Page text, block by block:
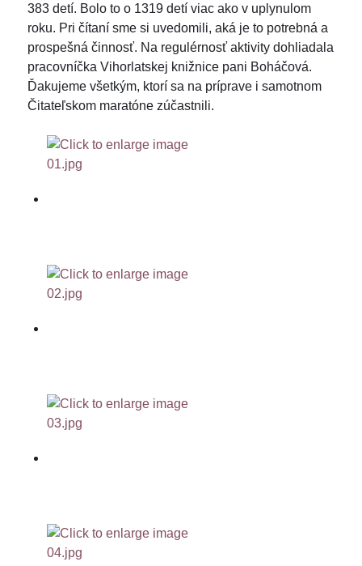
383 detí. Bolo to o 1319 detí viac ako v uplynulom
roku. Pri čítaní sme si uvedomili, aká je to potrebná a
prospešná činnosť. Na regulérnosť aktivity dohliadala
pracovníčka Vihorlatskej knižnice pani Boháčová.
Ďakujeme všetkým, ktorí sa na príprave i samotnom
Čitateľskom maratóne zúčastnili.